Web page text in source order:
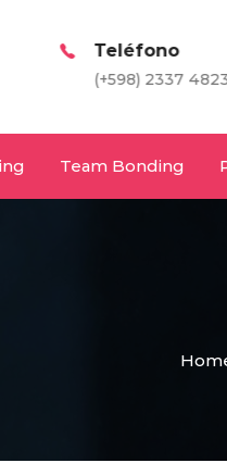
2337 4823
Team Bonding